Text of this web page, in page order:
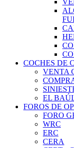
COCHES DE
VENTA
EL
FOROS DE
FORO
WRC
ERC
CERA